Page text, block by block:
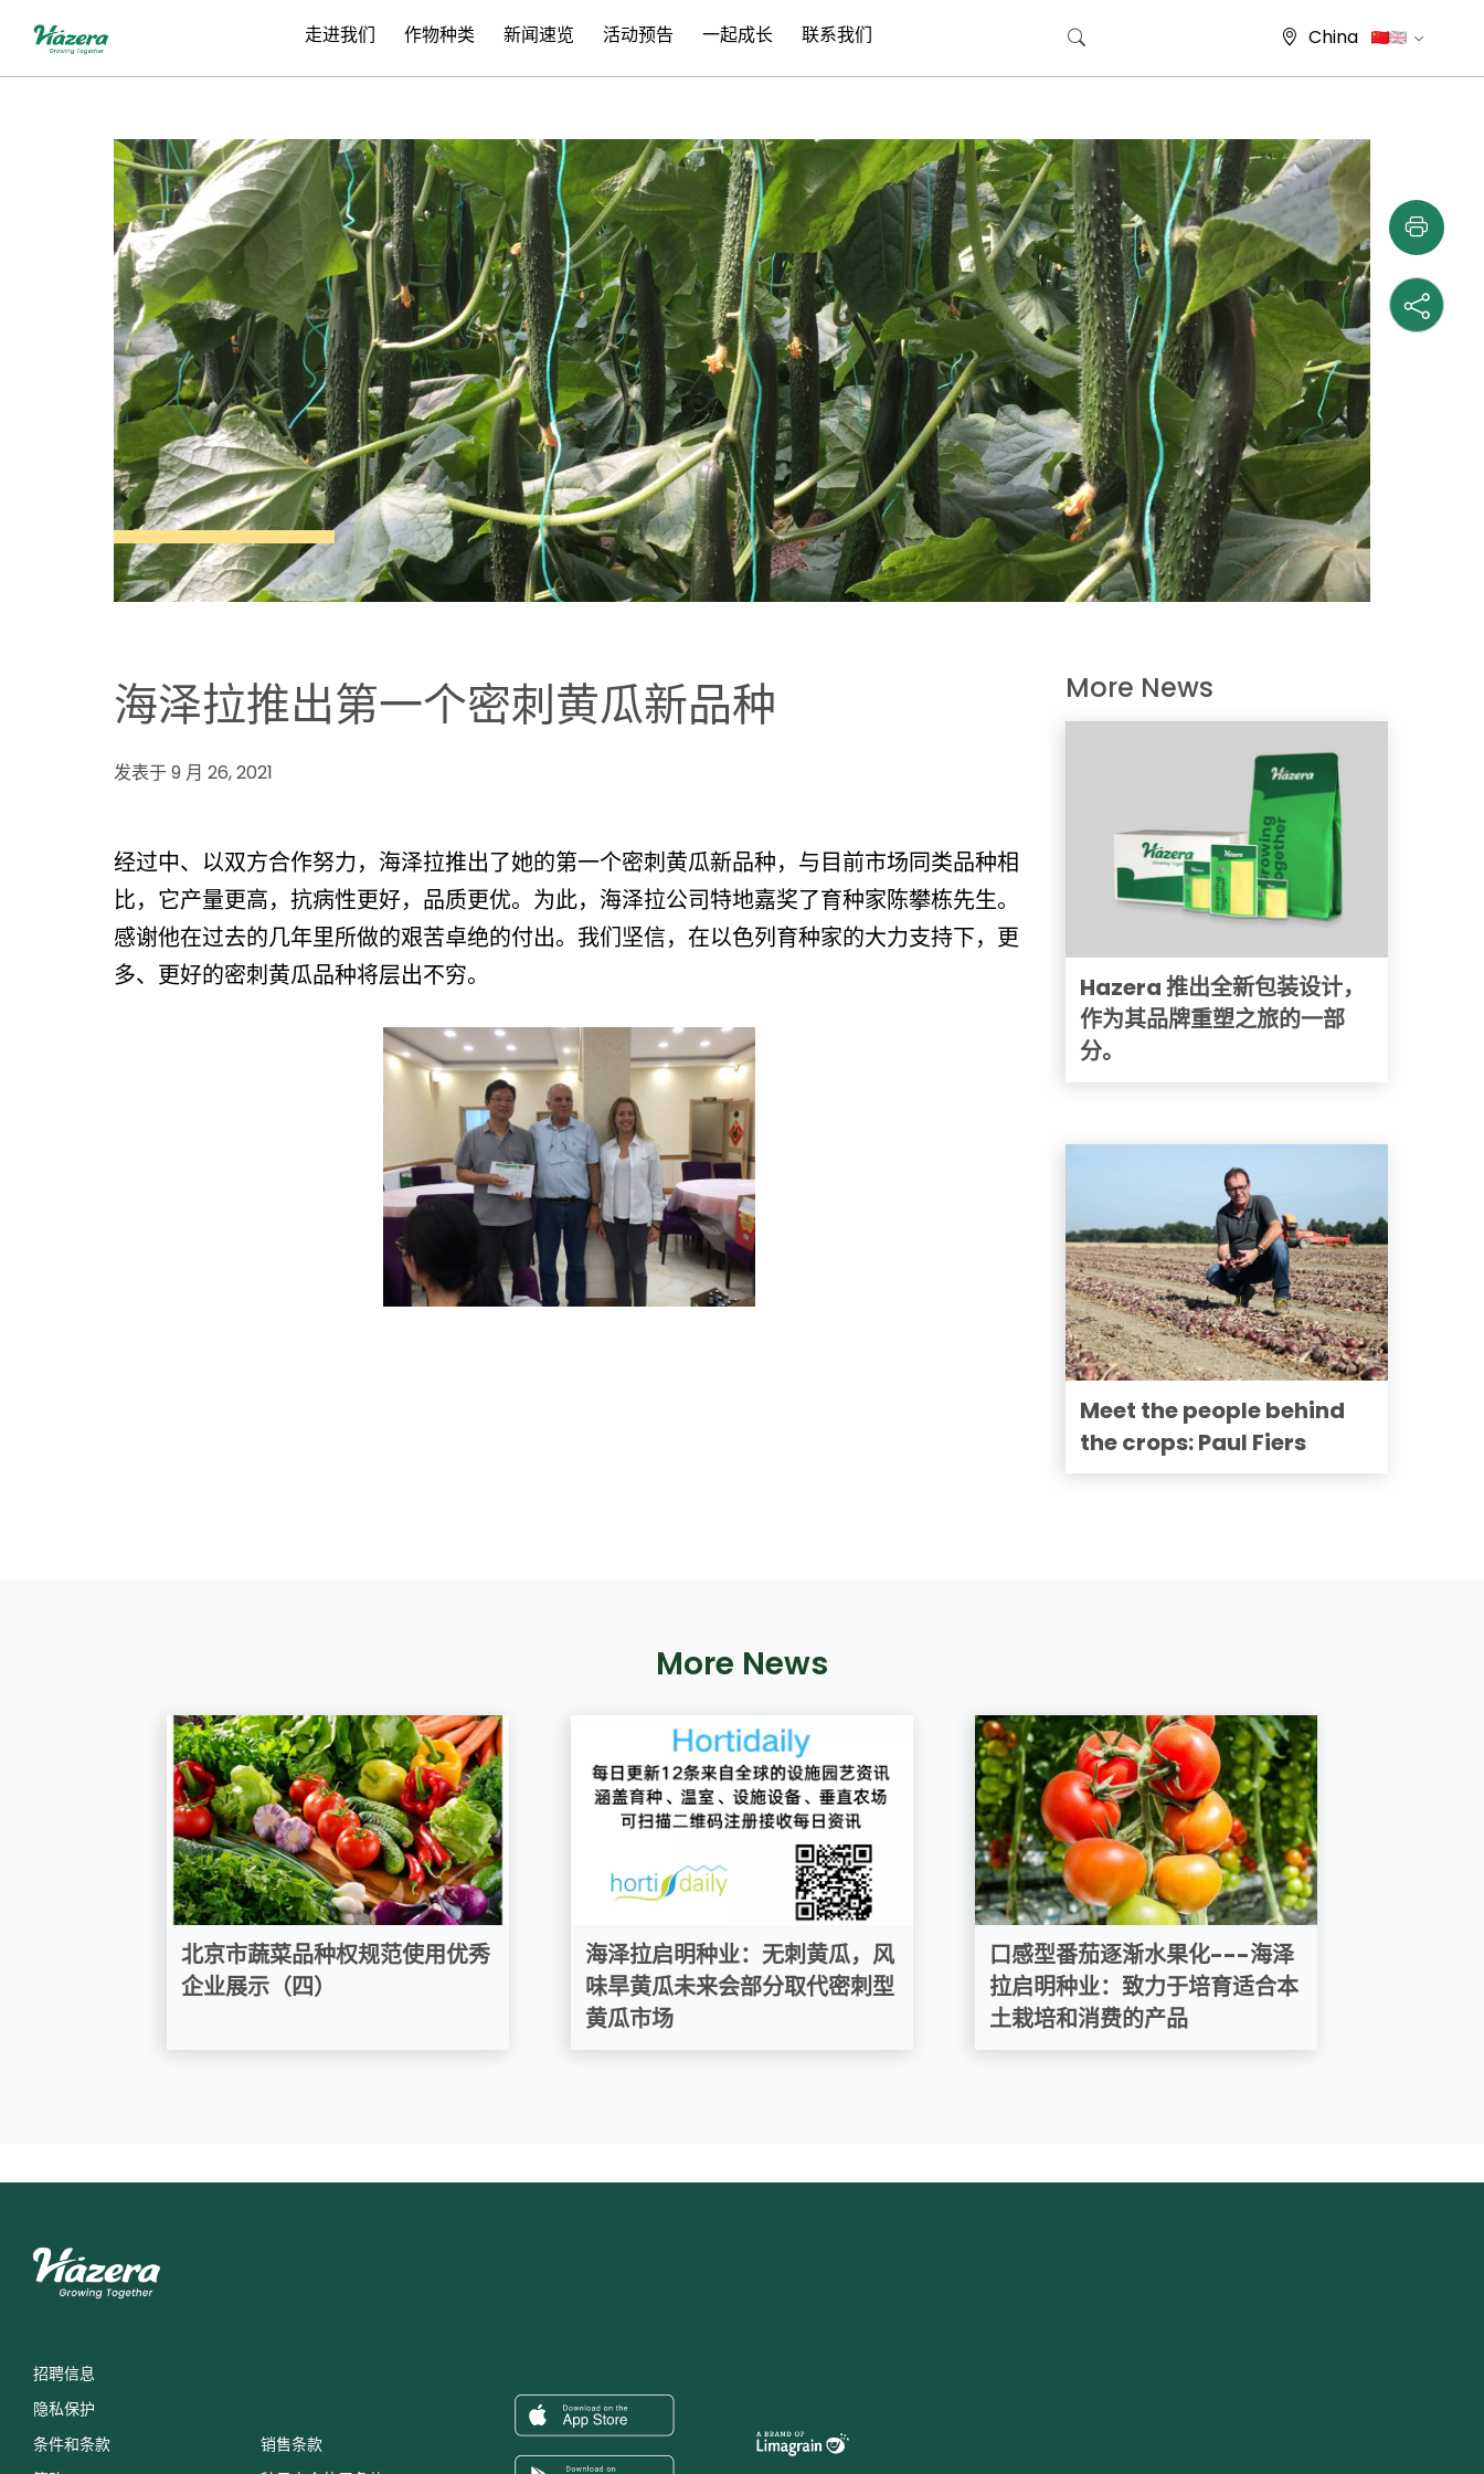
走进我们 作物种类 新闻速览 活动预告 一起成长 联系我们 China
海泽拉推出第一个密刺黄瓜新品种
发表于 9 月 26, 2021
经过中、以双方合作努力，海泽拉推出了她的第一个密刺黄瓜新品种，与目前市场同类品种相
比，它产量更高，抗病性更好，品质更优。为此，海泽拉公司特地嘉奖了育种家陈攀栋先生。
感谢他在过去的几年里所做的艰苦卓绝的付出。我们坚信，在以色列育种家的大力支持下，更
多、更好的密刺黄瓜品种将层出不穷。
More News
Hazera 推出全新包装设计，
作为其品牌重塑之旅的一部
分。
Meet the people behind
the crops: Paul Fiers
More News
北京市蔬菜品种权规范使用优秀
企业展示（四）
海泽拉启明种业：无刺黄瓜，风
味旱黄瓜未来会部分取代密刺型
黄瓜市场
口感型番茄逐渐水果化---海泽
拉启明种业：致力于培育适合本
土栽培和消费的产品
招聘信息
隐私保护
条件和条款
销售条款